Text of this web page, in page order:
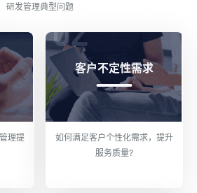
研发管理典型问题
理提
客户不定性需求
如何满足客户个性化需求，提升
服务质量?